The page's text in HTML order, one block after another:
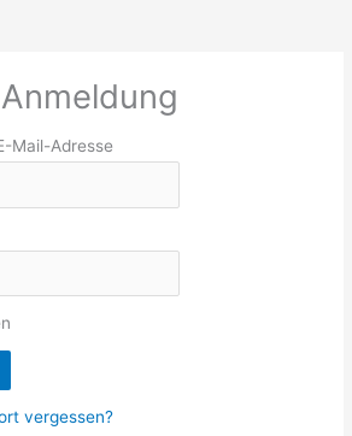
Mail-Adresse
vergessen?